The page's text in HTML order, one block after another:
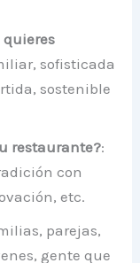
quieres
sofisticada
sostenible
restaurante?:
con
etc.
parejas,
gente que